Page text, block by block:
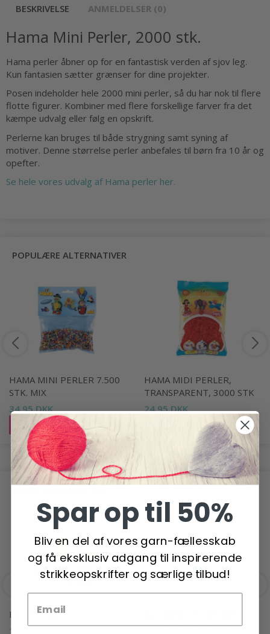
BESKRIVELSE ANMELDELSER (0)
Hama Mini Perler, 2000 stk.
Hama perler åbner op for en fantastisk verden af sjov leg.
Kun fantasien sætter grænser for dine projekter.
Posen indeholder hele 2000 mini perler, så du har nok til flere
flotte figurer. Kombiner med flere forskellige farver fra det
kæmpe udvalg eller følg en opskrift.
Perlerne kan bruges til både strygning samt syning af
motiver. Denne størrelse perler anbefales til børn fra 10 år og
opefter.
Se hele vores udvalg af Hama perler her.
POPULÆRE ALTERNATIVER
HAMA MINI PERLER 7.500
STK. MIX
34,95 DKK
Læg i kurv
HAMA MIDI PERLER,
TRANSPARENT, 3000 STK
24,95 DKK
ANDRE HAR OGSÅ SET
DROPS PARIS
12,95 DKK
5129/18 18 X 25 CM
Spar op til 50%
Bliv en del af vores garn-fællesskab
og få eksklusiv adgang til inspirerende
strikkeopskrifter og særlige tilbud!